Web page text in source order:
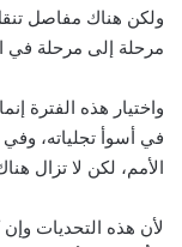
ولكن هناك مفاصل
مرحلة إلى مرحلة في
واختيار هذه الفترة
في أسوأ تجلياته، وفي
الأمم، لكن لا تزال
لأن هذه التحديات